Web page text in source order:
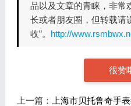
品以及文章的青睐，非常
长或者朋友圈，但转载请
收”。 http://
很赞
上一篇：
上海市贝托鲁奇手